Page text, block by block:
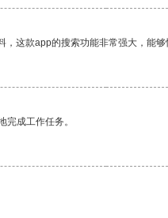
这款app的搜索功能非常强大，能够
成工作任务。